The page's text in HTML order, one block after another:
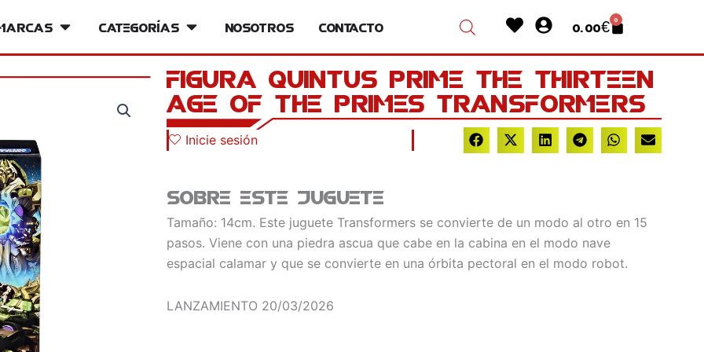
Open MarcasCategorías Open Categorías
Nosotros Contacto HeartUser-
circle
0.00€ 0
Cart
Figura Quintus Prime The Thirteen
Age of the Primes Transformers
Inicie sesión
Sobre este juguete
Tamaño: 14cm. Este juguete Transformers se convierte de un modo al otro en 15
pasos. Viene con una piedra ascua que cabe en la cabina en el modo nave
espacial calamar y que se convierte en una órbita pectoral en el modo robot.
LANZAMIENTO 20/03/2026